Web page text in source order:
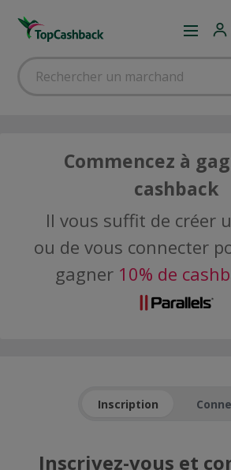
Commencez à
cashback
Il vous suffit de créer
ou de vous connecter
gagner 10% de
Inscription
Inscrivez-vous et